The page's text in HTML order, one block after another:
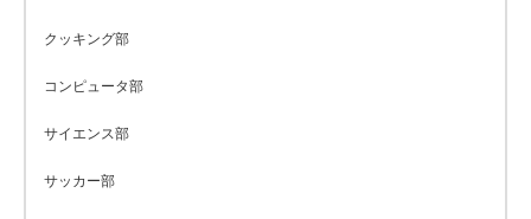
クッキング部
コンピュータ部
サイエンス部
サッカー部